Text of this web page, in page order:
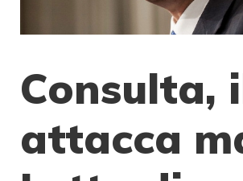
Consulta,
attacca